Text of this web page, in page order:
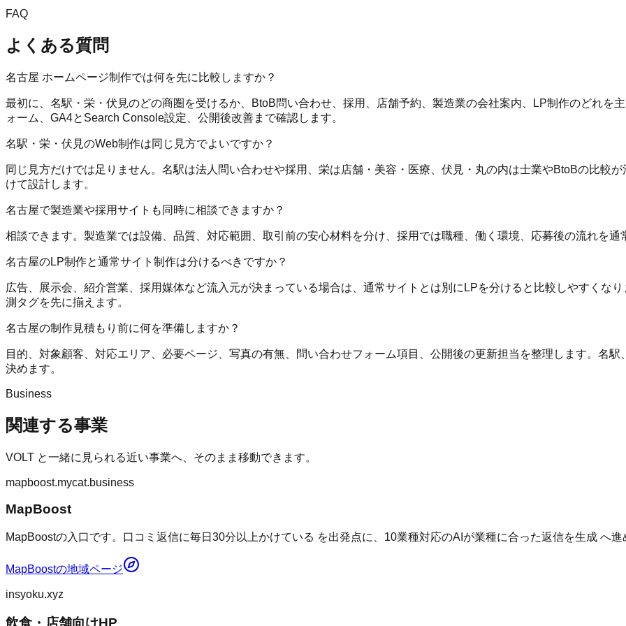
FAQ
よくある質問
名古屋 ホームページ制作では何を先に比較しますか？
最初に、名駅・栄・伏見のどの商圏を受けるか、BtoB問い合わせ、採用、店舗予約、製造業の会社案内、LP制作のどれを
ォーム、GA4とSearch Console設定、公開後改善まで確認します。
名駅・栄・伏見のWeb制作は同じ見方でよいですか？
同じ見方だけでは足りません。名駅は法人問い合わせや採用、栄は店舗・美容・医療、伏見・丸の内は士業やBtoBの比較
けて設計します。
名古屋で製造業や採用サイトも同時に相談できますか？
相談できます。製造業では設備、品質、対応範囲、取引前の安心材料を分け、採用では職種、働く環境、応募後の流れを
名古屋のLP制作と通常サイト制作は分けるべきですか？
広告、展示会、紹介営業、採用媒体など流入元が決まっている場合は、通常サイトとは別にLPを分けると比較しやすくな
測タグを先に揃えます。
名古屋の制作見積もり前に何を準備しますか？
目的、対象顧客、対応エリア、必要ページ、写真の有無、問い合わせフォーム項目、公開後の更新担当を整理します。名
決めます。
Business
関連する事業
VOLT と一緒に見られる近い事業へ、そのまま移動できます。
mapboost.mycat.business
MapBoost
MapBoostの入口です。口コミ返信に毎日30分以上かけている を出発点に、10業種対応のAIが業種に合った返信を生成 へ
MapBoostの地域ページ
insyoku.xyz
飲食・店舗向けHP